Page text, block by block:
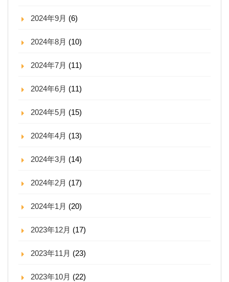
2024年9月 (6)
2024年8月 (10)
2024年7月 (11)
2024年6月 (11)
2024年5月 (15)
2024年4月 (13)
2024年3月 (14)
2024年2月 (17)
2024年1月 (20)
2023年12月 (17)
2023年11月 (23)
2023年10月 (22)